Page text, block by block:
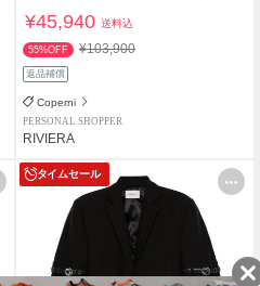
¥45,940送料込
55%OFF ¥103,900
返品補償
Coperni
PERSONAL SHOPPER
RIVIERA
タイムセール